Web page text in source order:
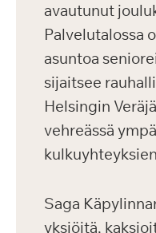
avautunut
Palvelutalossa
asuntoa
sijaitsee
Helsingin
vehreässä
Saga
yksiöitä,